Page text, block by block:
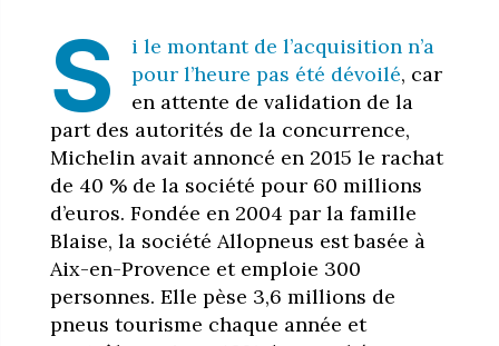
S
i le montant de l’acquisition n’a
pour l’heure pas été dévoilé, car
en attente de validation de la
part des autorités de la concurrence,
Michelin avait annoncé en 2015 le rachat
de 40 % de la société pour 60 millions
d’euros. Fondée en 2004 par la famille
Blaise, la société Allopneus est basée à
Aix-en-Provence et emploie 300
personnes. Elle pèse 3,6 millions de
pneus tourisme chaque année et